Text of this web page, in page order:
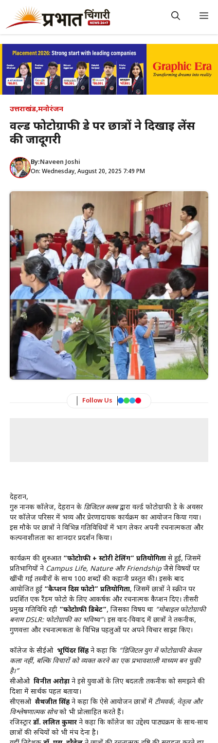
content
उत्तराखंड,मनोरंजन
वर्ल्ड फोटोग्राफी डे पर छात्रों ने दिखाई लेंस
की जादूगरी
By:Naveen Joshi
On: Wednesday, August 20, 2025 7:49 PM
Follow Us
देहरादून,
गुरु नानक कॉलेज, देहरादून के डिजिटल क्लबद्वारा वर्ल्ड फोटोग्राफी डे के अवसर
पर कॉलेज परिसर में भव्य और प्रेरणादायक कार्यक्रम का आयोजन किया गया।
इस मौके पर छात्रों ने विभिन्न गतिविधियों में भाग लेकर अपनी रचनात्मकता और
कल्पनाशीलता का शानदार प्रदर्शन किया।
कार्यक्रम की शुरुआत “फोटोग्राफी + स्टोरी टेलिंग” प्रतियोगिता से हुई, जिसमें
प्रतिभागियों ने Campus Life, Nature और Friendship जैसे विषयों पर
खींची गई तस्वीरों के साथ 100 शब्दों की कहानी प्रस्तुत की। इसके बाद
आयोजित हुई “कैप्शन दिस फोटो” प्रतियोगिता, जिसमें छात्रों ने स्क्रीन पर
प्रदर्शित एक रैंडम फोटो के लिए आकर्षक और रचनात्मक कैप्शन दिए। तीसरी
प्रमुख गतिविधि रही “फोटोग्राफी डिबेट”, जिसका विषय था “मोबाइल फोटोग्राफी
बनाम DSLR: फोटोग्राफी का भविष्य”। इस वाद-विवाद में छात्रों ने तकनीक,
गुणवत्ता और रचनात्मकता के विभिन्न पहलुओं पर अपने विचार साझा किए।
कॉलेज के सीईओ भूपिंदर सिंह ने कहा कि “डिजिटल युग में फोटोग्राफी केवल
कला नहीं, बल्कि विचारों को व्यक्त करने का एक प्रभावशाली माध्यम बन चुकी
है।”
सीओओ विनीत अरोड़ा ने इसे युवाओं के लिए बदलती तकनीक को समझने की
दिशा में सार्थक पहल बताया।
सीएसओ सैथजीत सिंह ने कहा कि ऐसे आयोजन छात्रों में टीमवर्क, नेतृत्व और
विश्लेषणात्मक सोचको भी प्रोत्साहित करते हैं।
रजिस्ट्रार डॉ. ललित कुमार ने कहा कि कॉलेज का उद्देश्य पाठ्यक्रम के साथ-साथ
छात्रों की रुचियों को भी मंच देना है।